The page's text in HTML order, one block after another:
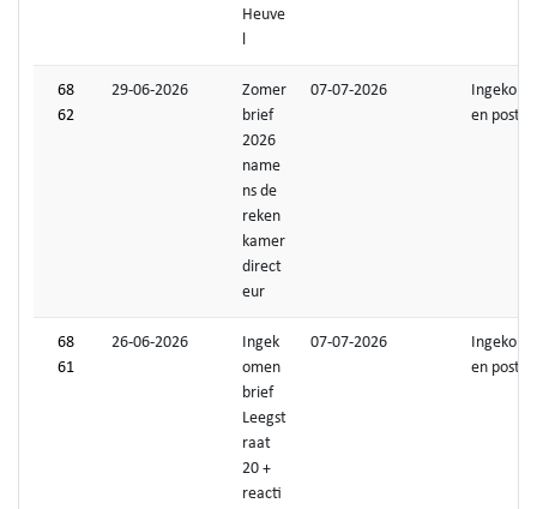
Heuve
l
68
62
29-06-2026
Zomer
brief
2026
name
ns de
reken
kamer
direct
eur
07-07-2026
Ingekom
en post
68
61
26-06-2026
Ingek
omen
brief
Leegst
raat
20 +
reacti
07-07-2026
Ingekom
en post